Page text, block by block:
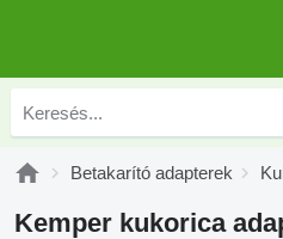
Betakarító adapterek
Kemper kukorica